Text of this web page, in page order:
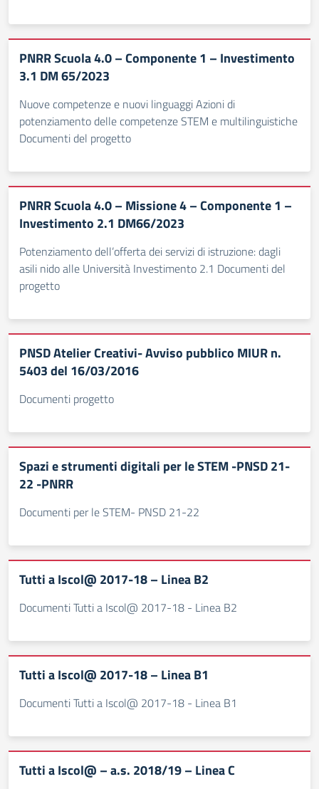
PNRR Scuola 4.0 – Componente 1 – Investimento
3.1 DM 65/2023
Nuove competenze e nuovi linguaggi Azioni di
potenziamento delle competenze STEM e multilinguistiche
Documenti del progetto
PNRR Scuola 4.0 – Missione 4 – Componente 1 –
Investimento 2.1 DM66/2023
Potenziamento dell’offerta dei servizi di istruzione: dagli
asili nido alle Università Investimento 2.1 Documenti del
progetto
PNSD Atelier Creativi- Avviso pubblico MIUR n.
5403 del 16/03/2016
Documenti progetto
Spazi e strumenti digitali per le STEM -PNSD 21-
22 -PNRR
Documenti per le STEM- PNSD 21-22
Tutti a Iscol@ 2017-18 – Linea B2
Documenti Tutti a Iscol@ 2017-18 - Linea B2
Tutti a Iscol@ 2017-18 – Linea B1
Documenti Tutti a Iscol@ 2017-18 - Linea B1
Tutti a Iscol@ – a.s. 2018/19 – Linea C